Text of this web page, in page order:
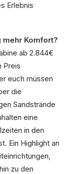
Erlebnis
Komfort?
ab 2.844€
Preis
euch müssen
die
Sandstrände
eine
in den
Ein Highlight an
zu den